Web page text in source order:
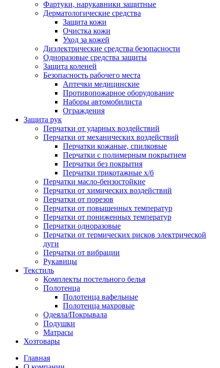
Фартуки, нарукавники защитные
Дерматологические средства
Защита кожи
Очистка кожи
Уход за кожей
Диэлектрические средства безопасности
Одноразовые средства защиты
Защита коленей
Безопасность рабочего места
Аптечки медицинские
Противопожарное оборудование
Наборы автомобилиста
Ограждения
Защита рук
Перчатки от ударных воздействий
Перчатки от механических воздействий
Перчатки кожаные, спилковые
Перчатки с полимерным покрытием
Перчатки без покрытия
Перчатки трикотажные х/б
Перчатки масло-бензостойкие
Перчатки от химических воздействий
Перчатки от порезов
Перчатки от повышенных температур
Перчатки от пониженных температур
Перчатки одноразовые
Перчатки от термических рисков электрической
дуги
Перчатки от вибрации
Рукавицы
Текстиль
Комплекты постельного белья
Полотенца
Полотенца вафельные
Полотенца махровые
Одеяла/Покрывала
Подушки
Матрасы
Хозтовары
Главная